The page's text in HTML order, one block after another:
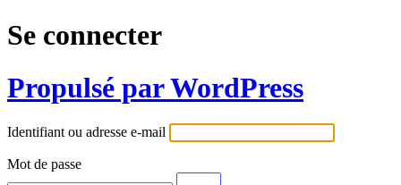
Se connecter
Propulsé par WordPress
Identifiant ou adresse e-mail
Mot de passe